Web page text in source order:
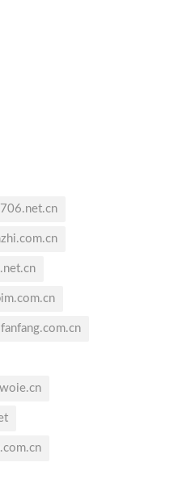
706.net.cn
fanfang.com.cn
woie.cn